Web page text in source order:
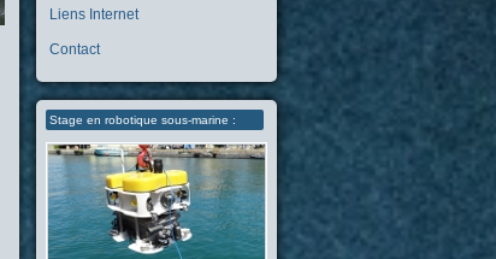
Liens Internet
Contact
Stage en robotique sous-marine :